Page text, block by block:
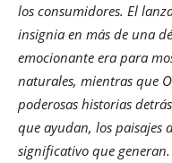
los consumidores. El
insignia en más de una
emocionante era para
naturales, mientras que
poderosas historias
que ayudan, los paisajes
significativo que